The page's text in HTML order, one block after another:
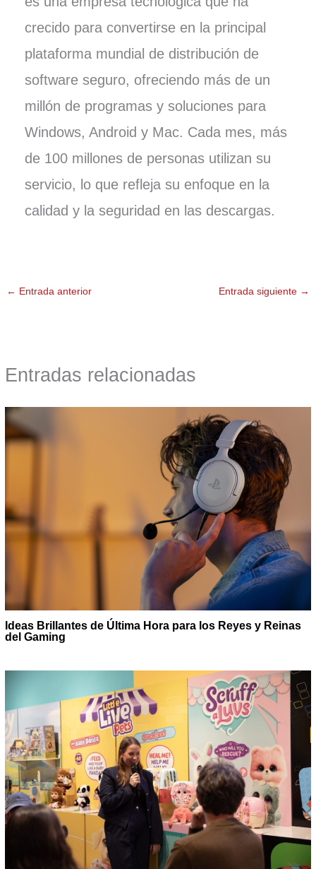
crecido para convertirse en la principal
plataforma mundial de distribución de
software seguro, ofreciendo más de un
millón de programas y soluciones para
Windows, Android y Mac. Cada mes, más
de 100 millones de personas utilizan su
servicio, lo que refleja su enfoque en la
calidad y la seguridad en las descargas.
← Entrada anterior Entrada siguiente →
Entradas relacionadas
Ideas Brillantes de Última Hora para los Reyes y Reinas
del Gaming